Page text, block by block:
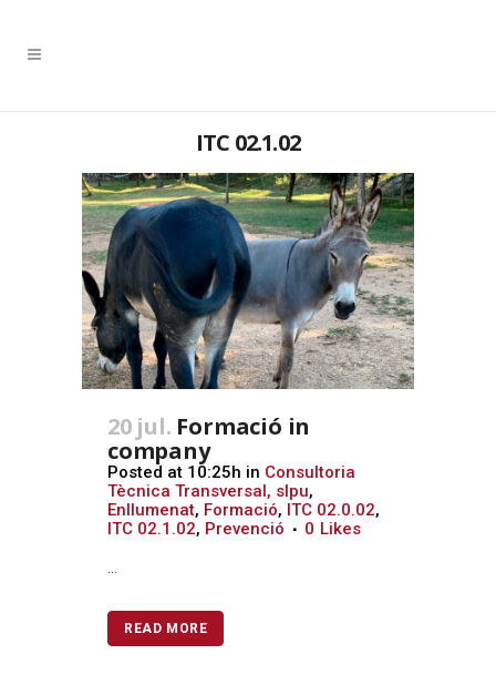
ITC 02.1.02
20 jul. Formació in
company
Posted at 10:25h in Consultoria
Tècnica Transversal, slpu,
Enllumenat, Formació, ITC 02.0.02,
ITC 02.1.02, Prevenció 0 Likes
READ MORE